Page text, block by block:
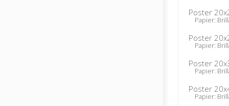
Poster
Papier:
Poster
Papier:
Poster
Papier:
Poster
Papier: